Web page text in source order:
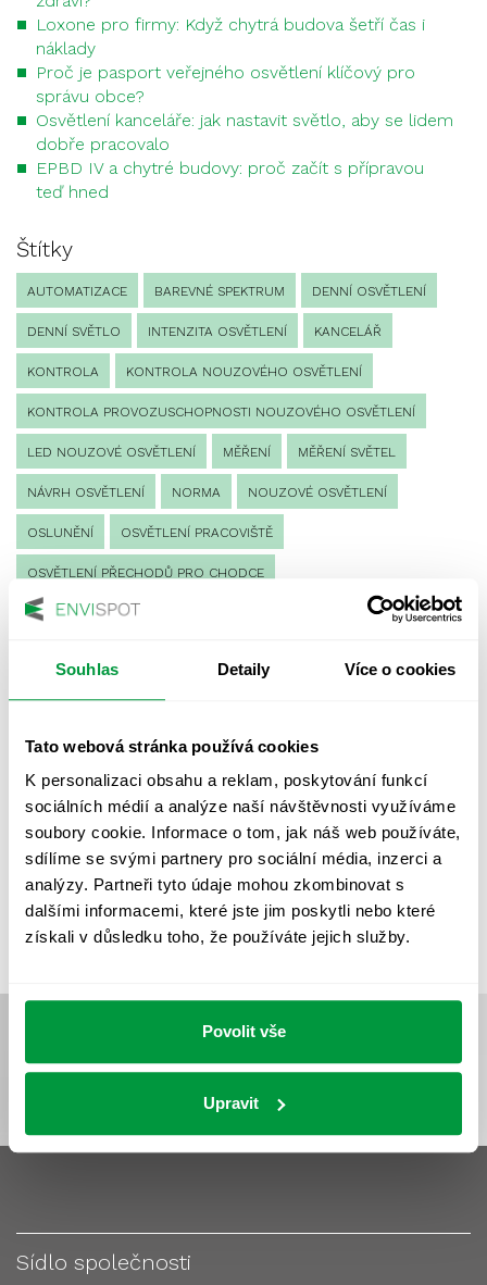
Souhlas Detaily Více o cookies
Tato webová stránka používá cookies
K personalizaci obsahu a reklam, poskytování funkcí
sociálních médií a analýze naší návštěvnosti využíváme
soubory cookie. Informace o tom, jak náš web používáte,
sdílíme se svými partnery pro sociální média, inzerci a
analýzy. Partneři tyto údaje mohou zkombinovat s
dalšími informacemi, které jste jim poskytli nebo které
získali v důsledku toho, že používáte jejich služby.
Povolit vše
Upravit
Loxone pro firmy: Když chytrá budova šetří čas i
náklady
Proč je pasport veřejného osvětlení klíčový pro
správu obce?
Osvětlení kanceláře: jak nastavit světlo, aby se lidem
dobře pracovalo
EPBD IV a chytré budovy: proč začít s přípravou
teď hned
Štítky
AUTOMATIZACE BAREVNÉ SPEKTRUM DENNÍ OSVĚTLENÍ
DENNÍ SVĚTLO INTENZITA OSVĚTLENÍ KANCELÁŘ
KONTROLA KONTROLA NOUZOVÉHO OSVĚTLENÍ
KONTROLA PROVOZUSCHOPNOSTI NOUZOVÉHO OSVĚTLENÍ
LED NOUZOVÉ OSVĚTLENÍ MĚŘENÍ MĚŘENÍ SVĚTEL
NÁVRH OSVĚTLENÍ NORMA NOUZOVÉ OSVĚTLENÍ
OSLUNĚNÍ OSVĚTLENÍ PRACOVIŠTĚ
OSVĚTLENÍ PŘECHODŮ PRO CHODCE
OSVĚTLENÍ SPORTOVIŠŤ
UMĚLÉ OSVĚTLENÍ VEŘEJNÉ OSVĚTLENÍ
VÝPOČET OSVĚTLENÍ VÝPOČET ZASTÍNĚNÍ
VÝPOČTY A NÁVRHY ZASTÍNĚNÍ
ZKOUŠKY NOUZOVÉHO OSVĚTLENÍ
Sídlo společnosti